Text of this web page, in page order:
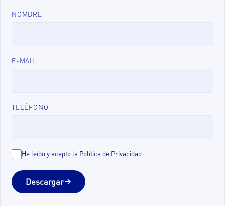
NOMBRE
E-MAIL
TELÉFONO
He leído y acepto la Política de Privacidad
Descargar